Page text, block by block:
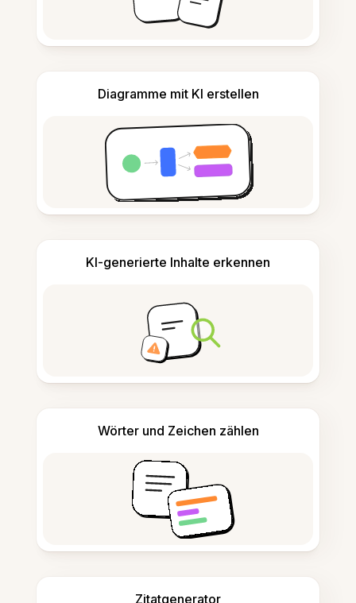
Diagramme mit KI erstellen
KI-generierte Inhalte erkennen
Wörter und Zeichen zählen
Zitatgenerator